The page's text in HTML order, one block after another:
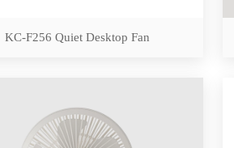
KC-F256 Quiet Desktop Fan